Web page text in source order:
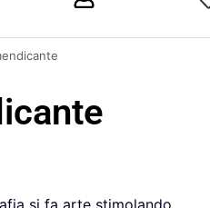
si fa arte stimolando